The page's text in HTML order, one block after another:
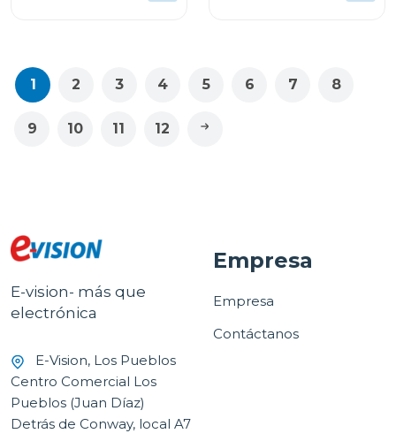
1 2 3 4 5 6 7 8
9 10 11 12
E-vision- más que
electrónica
E-Vision, Los Pueblos
Centro Comercial Los
Pueblos (Juan Díaz)
Detrás de Conway, local A7
Empresa
Empresa
Contáctanos